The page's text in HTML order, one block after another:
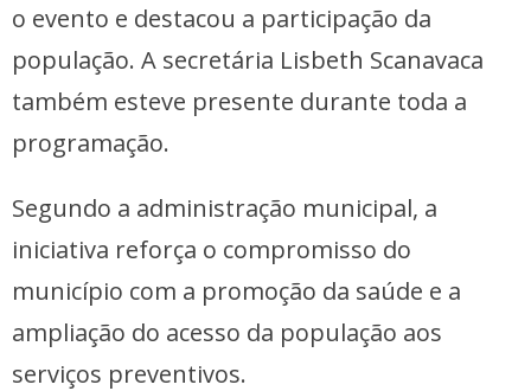
o evento e destacou a participação da
população. A secretária Lisbeth Scanavaca
também esteve presente durante toda a
programação.
Segundo a administração municipal, a
iniciativa reforça o compromisso do
município com a promoção da saúde e a
ampliação do acesso da população aos
serviços preventivos.